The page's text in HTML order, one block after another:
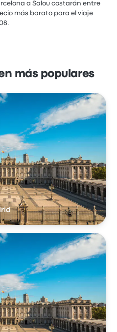
a Salou costarán entre
más barato para el viaje
más populares